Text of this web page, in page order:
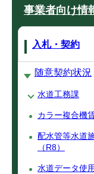
事業者向け情
入札・契約
随意契約状況
水道工務課
カラー複合機
配水管等水道
（R8）
水道データ使